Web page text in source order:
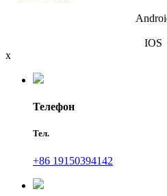
IOS
x
Телефон
Тел.
+86 19150394142